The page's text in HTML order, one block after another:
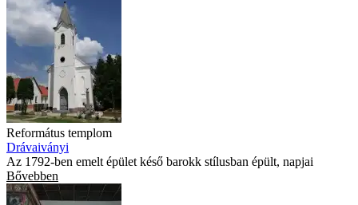
Református templom
Drávaiványi
Az 1792-ben emelt épület késő barokk stílusban épült, napjai
Bővebben